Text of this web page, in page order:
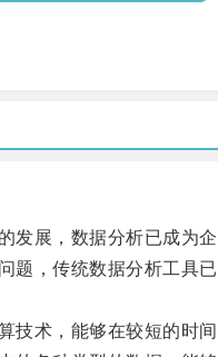
展，数据分析已成为企
，传统数据分析工具已
术，能够在较短的时间